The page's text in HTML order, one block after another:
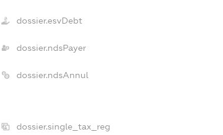
dossier.esvDebt
dossier.ndsPayer
dossier.ndsAnnul
dossier.single_tax_reg